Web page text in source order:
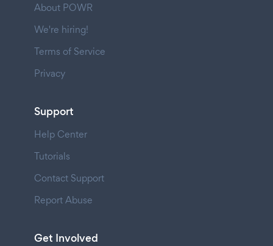
About POWR
We're hiring!
Terms of Service
Privacy
Support
Help Center
Tutorials
Contact Support
Report Abuse
Get Involved